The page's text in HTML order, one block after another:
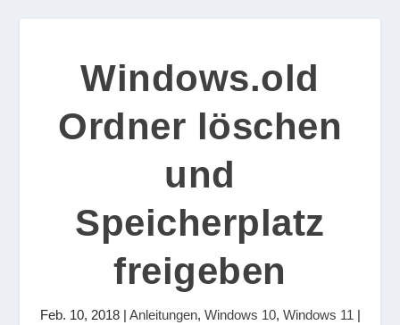
Windows.old
Ordner löschen
und
Speicherplatz
freigeben
Feb. 10, 2018| Anleitungen, Windows 10, Windows 11 |